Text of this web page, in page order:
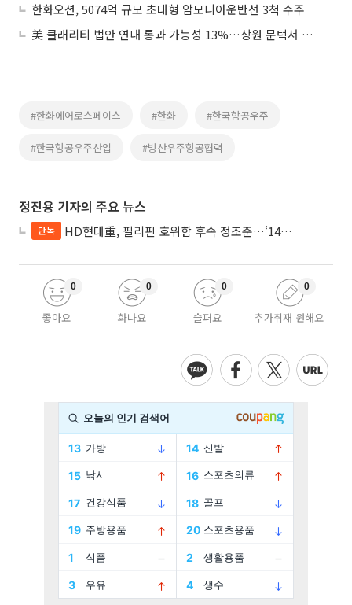
한화오션, 5074억 규모 초대형 암모니아운반선 3척 수주
美 클래리티 법안 연내 통과 가능성 13%…상원 문턱서 제동
#한화에어로스페이스 #한화 #한국항공우주
#한국항공우주산업 #방산우주항공협력
정진용 기자의 주요 뉴스
단독 HD현대重, 필리핀 호위함 후속 정조준…‘14척+α’ 싹쓸이 노린다
좋아요
0
화나요
0
슬퍼요
0
추가취재 원해요
0